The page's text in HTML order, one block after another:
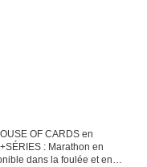
OF CARDS en
: Marathon en
dans la foulée et en